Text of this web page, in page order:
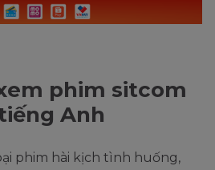
phim sitcom
Anh
phim hài kịch tình huống,